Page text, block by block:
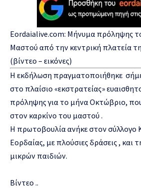
Eordaialive.com: Μήνυμα πρόληψης
Μαστού από την κεντρική πλατεία
(βίντεο – εικόνες)
Η εκδήλωση πραγματοποιήθηκε
στο πλαίσιο «εκστρατείας»
πρόληψης για το μήνα Οκτώβριο,
στον καρκίνο του μαστού .
Η πρωτοβουλία ανήκε στον σύλλογο
Εορδαίας, με πλούσιες δράσεις , και
μικρών παιδιών.
Βίντεο ..